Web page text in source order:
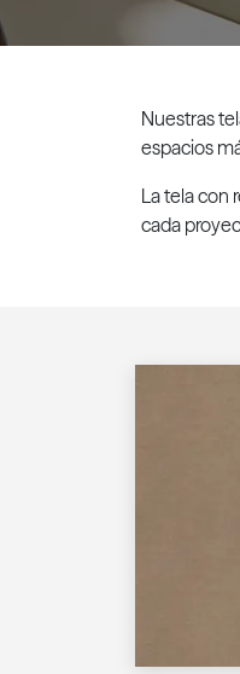
Nuestras
espacios
La tela con
cada